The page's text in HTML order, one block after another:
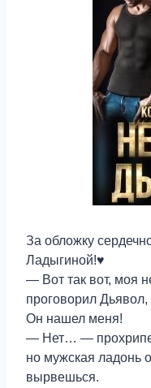
За обложку
Ладыгиной!♥
— Вот так вот, моя
проговорил
Он нашел меня!
— Нет… —
но мужская ладонь
вырвешься.